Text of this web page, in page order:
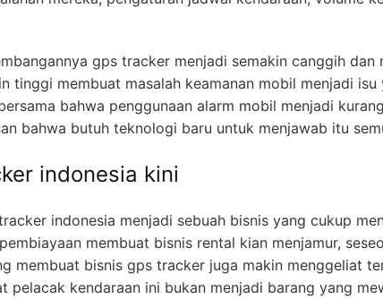
gps tracker menjadi semakin canggih
tinggi membuat masalah keamanan mobil menjadi
bahwa penggunaan alarm mobil menjadi
bahwa butuh teknologi baru untuk menjawab itu
indonesia kini
indonesia menjadi sebuah bisnis yang cukup
membuat bisnis rental kian menjamur,
membuat bisnis gps tracker juga makin menggeliat
pelacak kendaraan ini bukan menjadi barang yang